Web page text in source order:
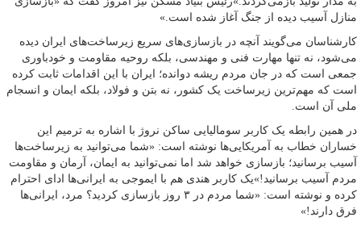
منازل آسیب دیده از جنگ آغاز شده است.»
کارشناسان می‌گویند آنچه در بازسازی‌های سریع زیرساخت‌های ایران دیده
می‌شود، نه تنها مهارت فنی و مهندسی، بلکه روحیه مقاومت و خودباوری
جمعی است که در جان مردم ریشه دوانده؛ ایران با این اقدامات ثابت کرده
است که مهم‌ترین زیرساخت یک کشور، نه بتن و فولاد، بلکه ایمان و انسجام
ملی آن است.
در همین رابطه یک کاربر سومالیایی ساکن نروژ با اشاره به ترمیم این
خساران خطاب به آمریکایی‌ها نوشته است: «شما می‌توانید به زیرساخت‌ها
آسیب برسانید؛ بازسازی خواهد شد اما نمی‌توانید به ایمان، آرمان و مقاومت
مردم آسیب برسانید!»یک کاربر هندی هم با ایموجی به ایرانی‌ها ادای احترام
کرده و نوشته است: «شما مردم در ۳ روز بازسازی کردید؟ مرد، ایرانی‌ها
فرق دارند!»